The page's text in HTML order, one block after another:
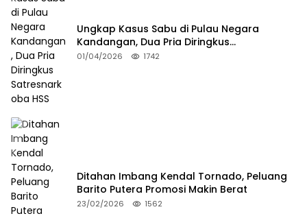
Ungkap Kasus Sabu di Pulau Negara
Kandangan, Dua Pria Diringkus
Satresnarkoba HSS
01/04/2026 1742
Ditahan Imbang Kendal Tornado, Peluang
Barito Putera Promosi Makin Berat
23/02/2026 1562